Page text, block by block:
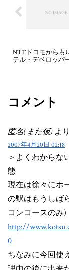
NTTドコモからも
テル・デベロッパ
コメント
匿名(まだ仮) よ
2007年4月20日 02:18
＞よくわからな
態
現在は徐々にホ
の駅はもうしば
コンコースのみ)
http://
0
ちなみに今回使